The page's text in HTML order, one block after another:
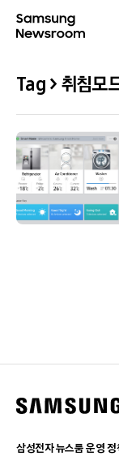
Tag > 취침모
삼성전자 뉴스룸 운영 정